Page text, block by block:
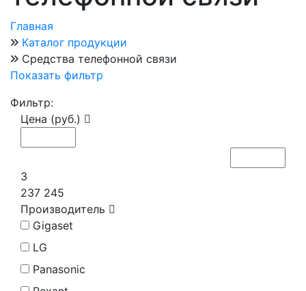
Главная
Каталог продукции
Средства телефонной связи
Показать фильтр
Фильтр:
Цена (руб.)
3
237 245
Производитель
Gigaset
LG
Panasonic